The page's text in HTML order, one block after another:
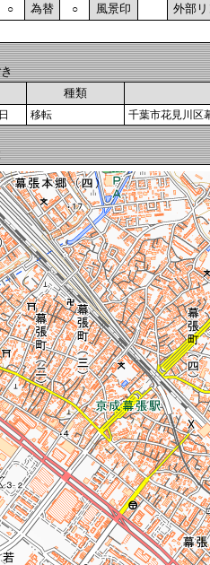
○ 為替 ○ 風景印 外部リ
種類
移転 千葉市花見川区